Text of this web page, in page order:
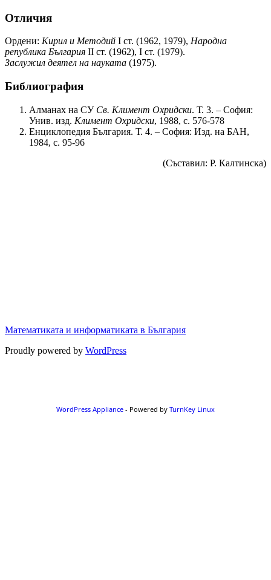
Отличия
Ордени: Кирил и Методий I ст. (1962, 1979), Народна
република България II ст. (1962), I ст. (1979).
Заслужил деятел на науката (1975).
Библиография
Алманах на СУ Св. Климент Охридски. Т. 3. – София:
Унив. изд. Климент Охридски, 1988, с. 576-578
Енциклопедия България. Т. 4. – София: Изд. на БАН,
1984, с. 95-96
(Съставил: Р. Калтинска)
Математиката и информатиката в България
Proudly powered by WordPress
WordPress Appliance - Powered by TurnKey Linux